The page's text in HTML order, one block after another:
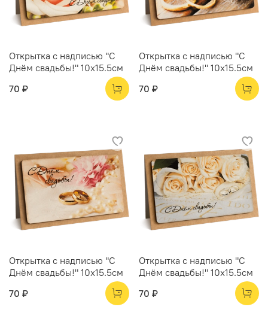
Открытка с надписью "С
Днём свадьбы!" 10х15.5см
70 ₽
Открытка с надписью "С
Днём свадьбы!" 10х15.5см
70 ₽
Открытка с надписью "С
Днём свадьбы!" 10х15.5см
70 ₽
Открытка с надписью "С
Днём свадьбы!" 10х15.5см
70 ₽